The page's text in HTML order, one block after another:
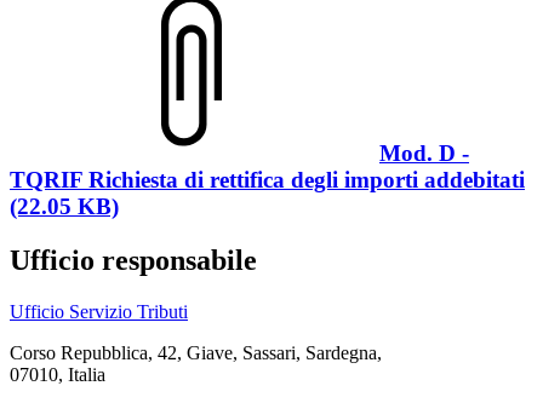
Mod. D -
TQRIF Richiesta di rettifica degli importi addebitati
(22.05 KB)
Ufficio responsabile
Ufficio Servizio Tributi
Corso Repubblica, 42, Giave, Sassari, Sardegna,
07010, Italia